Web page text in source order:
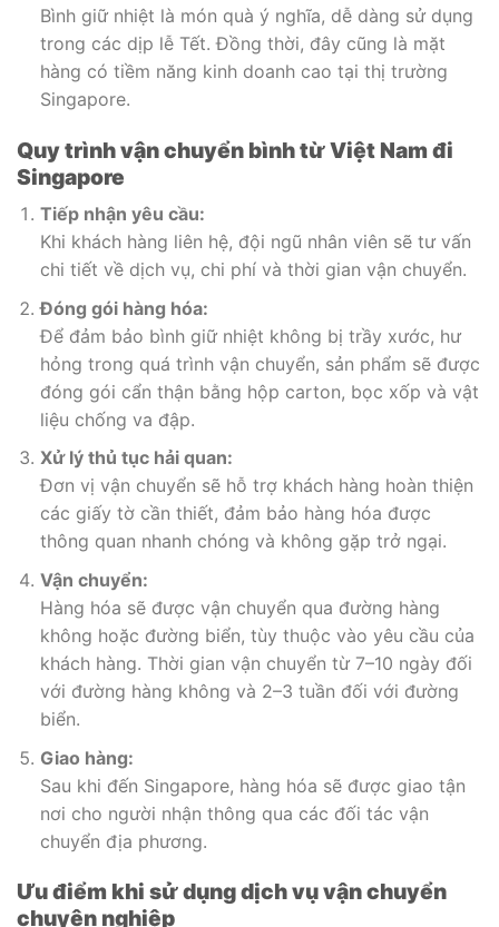
Bình giữ nhiệt là món quà ý nghĩa, dễ dàng sử dụng
trong các dịp lễ Tết. Đồng thời, đây cũng là mặt
hàng có tiềm năng kinh doanh cao tại thị trường
Singapore.
Quy trình vận chuyển bình từ Việt Nam đi
Singapore
Tiếp nhận yêu cầu:
Khi khách hàng liên hệ, đội ngũ nhân viên sẽ tư vấn
chi tiết về dịch vụ, chi phí và thời gian vận chuyển.
Đóng gói hàng hóa:
Để đảm bảo bình giữ nhiệt không bị trầy xước, hư
hỏng trong quá trình vận chuyển, sản phẩm sẽ được
đóng gói cẩn thận bằng hộp carton, bọc xốp và vật
liệu chống va đập.
Xử lý thủ tục hải quan:
Đơn vị vận chuyển sẽ hỗ trợ khách hàng hoàn thiện
các giấy tờ cần thiết, đảm bảo hàng hóa được
thông quan nhanh chóng và không gặp trở ngại.
Vận chuyển:
Hàng hóa sẽ được vận chuyển qua đường hàng
không hoặc đường biển, tùy thuộc vào yêu cầu của
khách hàng. Thời gian vận chuyển từ 7–10 ngày đối
với đường hàng không và 2–3 tuần đối với đường
biển.
Giao hàng:
Sau khi đến Singapore, hàng hóa sẽ được giao tận
nơi cho người nhận thông qua các đối tác vận
chuyển địa phương.
Ưu điểm khi sử dụng dịch vụ vận chuyển
chuyên nghiệp